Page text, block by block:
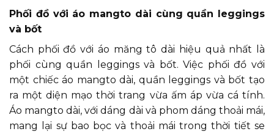
Phối đồ với áo mangto dài cùng quần leggings
và bốt
Cách phối đồ với áo măng tô dài hiệu quả nhất là
phối cùng quần leggings và bốt. Việc phối đồ với
một chiếc áo mangto dài, quần leggings và bốt tạo
ra một diện mạo thời trang vừa ấm áp vừa cá tính.
Áo mangto dài, với dáng dài và phom dáng thoải mái,
mang lại sự bao bọc và thoải mái trong thời tiết se